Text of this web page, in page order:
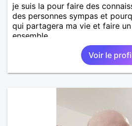
je suis la pour faire des
des personnes sympas et
qui partagera ma vie et faire
ensemble
Voir le